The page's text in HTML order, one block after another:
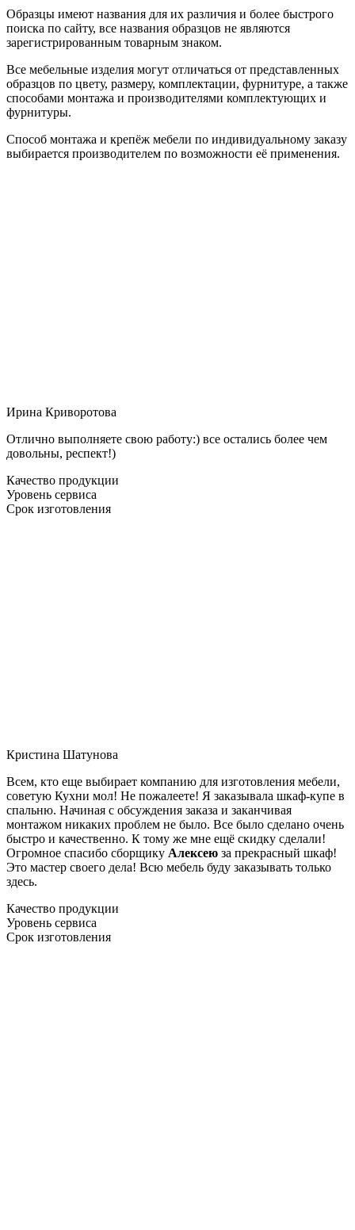
Образцы имеют названия для их различия и более быстрого
поиска по сайту, все названия образцов не являются
зарегистрированным товарным знаком.
Все мебельные изделия могут отличаться от представленных
образцов по цвету, размеру, комплектации, фурнитуре, а также
способами монтажа и производителями комплектующих и
фурнитуры.
Способ монтажа и крепёж мебели по индивидуальному заказу
выбирается производителем по возможности её применения.
Ирина Криворотова
Отлично выполняете свою работу:) все остались более чем
довольны, респект!)
Качество продукции
Уровень сервиса
Срок изготовления
Кристина Шатунова
Всем, кто еще выбирает компанию для изготовления мебели,
советую Кухни мол! Не пожалеете! Я заказывала шкаф-купе в
спальню. Начиная с обсуждения заказа и заканчивая
монтажом никаких проблем не было. Все было сделано очень
быстро и качественно. К тому же мне ещё скидку сделали!
Огромное спасибо сборщику Алексею за прекрасный шкаф!
Это мастер своего дела! Всю мебель буду заказывать только
здесь.
Качество продукции
Уровень сервиса
Срок изготовления